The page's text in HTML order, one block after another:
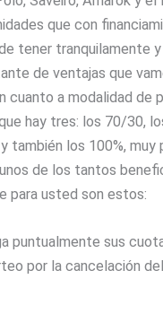
que con
tener tranquilamente
de ventajas que
cuanto a modalidad de
hay tres: los 70/30,
también los 100%, muy
de los tantos
para usted son estos:
puntualmente sus
por la cancelación